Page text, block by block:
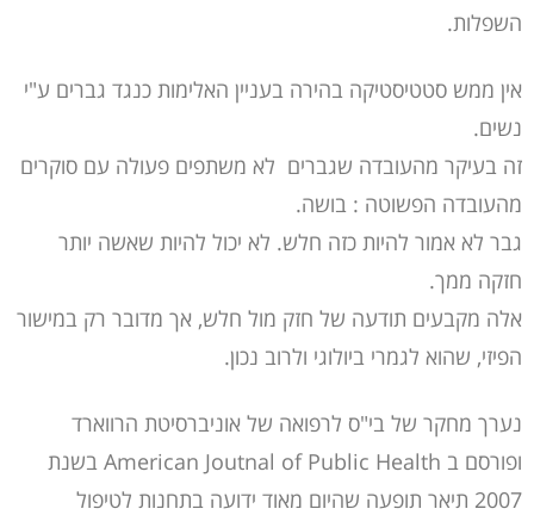
השפלות.
אין ממש סטטיסטיקה בהירה בעניין האלימות כנגד גברים ע"י
נשים.
זה בעיקר מהעובדה שגברים לא משתפים פעולה עם סוקרים
מהעובדה הפשוטה : בושה.
גבר לא אמור להיות כזה חלש. לא יכול להיות שאשה יותר
חזקה ממך.
אלה מקבעים תודעה של חזק מול חלש, אך מדובר רק במישור
הפיזי, שהוא לגמרי ביולוגי ולרוב נכון.
נערך מחקר של בי"ס לרפואה של אוניברסיטת הרווארד
ופורסם ב American Joutnal of Public Health בשנת
2007 תיאר תופעה שהיום מאוד ידועה בתחנות לטיפול